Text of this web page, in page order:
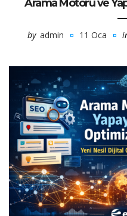
Arama Motoru ve
by admin 11 Oca